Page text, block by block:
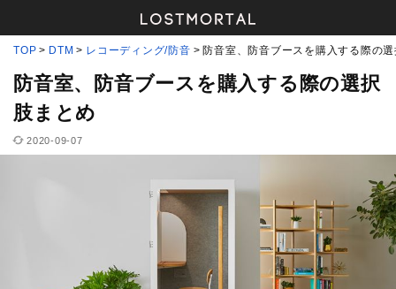
TOP DTM レコーディング/防音 防音室、防音ブースを購入する際の
防音室、防音ブースを購入する際の選択
肢まとめ
2020-09-07